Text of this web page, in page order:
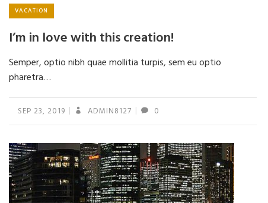
VACATION
I’m in love with this creation!
Semper, optio nibh quae mollitia turpis, sem eu optio
pharetra…
SEP 23, 2019 ADMIN8127 0